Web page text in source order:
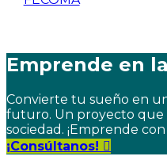
Emprende en
Convierte tu sueño en
futuro. Un proyecto que
sociedad. ¡Emprende
¡Consúltanos!